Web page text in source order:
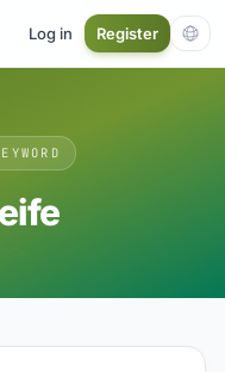
Log in Register